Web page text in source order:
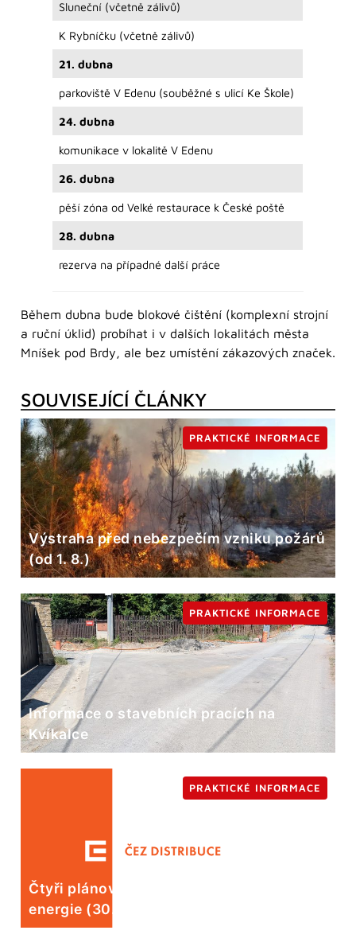
Sluneční (včetně zálivů)
K Rybníčku (včetně zálivů)
21. dubna
parkoviště V Edenu (souběžné s ulicí Ke Škole)
24. dubna
komunikace v lokalitě V Edenu
26. dubna
pěší zóna od Velké restaurace k České poště
28. dubna
rezerva na případné další práce
Během dubna bude blokové čištění (komplexní strojní
a ruční úklid) probíhat i v dalších lokalitách města
Mníšek pod Brdy, ale bez umístění zákazových značek.
SOUVISEJÍCÍ ČLÁNKY
Výstraha před nebezpečím vzniku požárů
(od 1. 8.)
PRAKTICKÉ INFORMACE
Informace o stavebních pracích na
Kvíkalce
PRAKTICKÉ INFORMACE
Čtyři plánované odstávky elektrické
energie (30. 7.)
PRAKTICKÉ INFORMACE